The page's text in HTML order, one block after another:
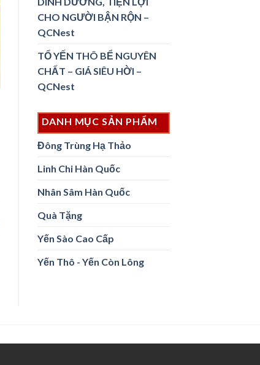
CHO NGƯỜI BẬN RỘN –
QCNest
TỔ YẾN THÔ BỂ NGUYÊN
CHẤT – GIÁ SIÊU HỜI –
QCNest
DANH MỤC SẢN PHẨM
Đông Trùng Hạ Thảo
Linh Chi Hàn Quốc
Nhân Sâm Hàn Quốc
Quà Tặng
Yến Sào Cao Cấp
Yến Thô - Yến Còn Lông